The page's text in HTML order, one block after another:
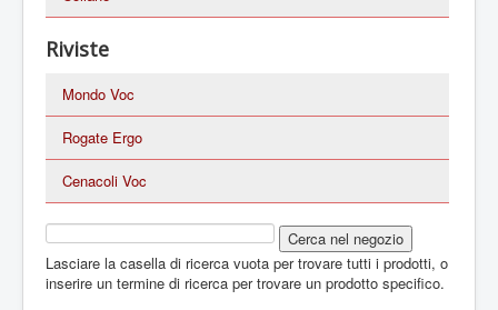
Riviste
Mondo Voc
Rogate Ergo
Cenacoli Voc
Lasciare la casella di ricerca vuota per trovare tutti i prodotti, o
inserire un termine di ricerca per trovare un prodotto specifico.